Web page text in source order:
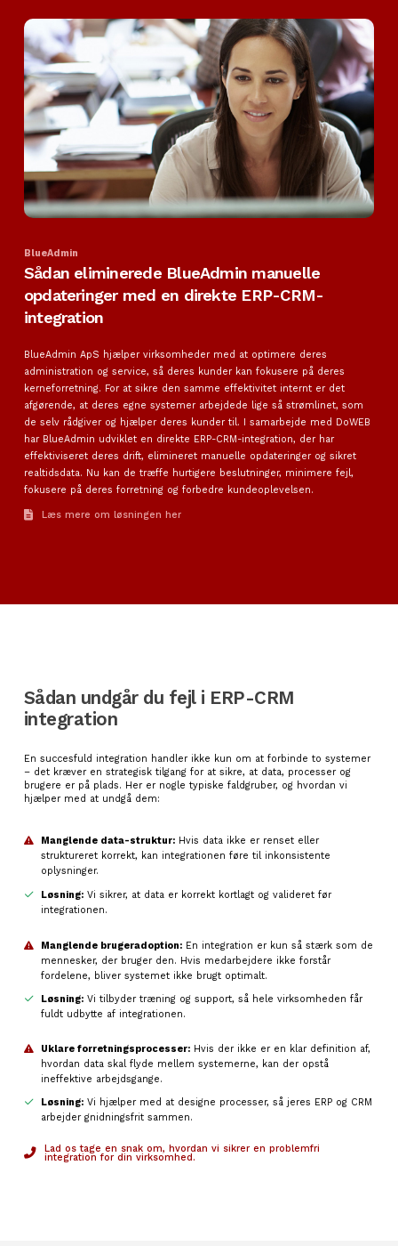
BlueAdmin
Sådan eliminerede BlueAdmin manuelle
opdateringer med en direkte ERP-CRM-
integration
BlueAdmin ApS hjælper virksomheder med at optimere deres
administration og service, så deres kunder kan fokusere på deres
kerneforretning. For at sikre den samme effektivitet internt er det
afgørende, at deres egne systemer arbejdede lige så strømlinet, som
de selv rådgiver og hjælper deres kunder til. I samarbejde med DoWEB
har BlueAdmin udviklet en direkte ERP-CRM-integration, der har
effektiviseret deres drift, elimineret manuelle opdateringer og sikret
realtidsdata. Nu kan de træffe hurtigere beslutninger, minimere fejl,
fokusere på deres forretning og forbedre kundeoplevelsen.
Læs mere om løsningen her
Sådan undgår du fejl i ERP-CRM
integration
En succesfuld integration handler ikke kun om at forbinde to systemer
– det kræver en strategisk tilgang for at sikre, at data, processer og
brugere er på plads. Her er nogle typiske faldgruber, og hvordan vi
hjælper med at undgå dem:
Manglende data-struktur: Hvis data ikke er renset eller
struktureret korrekt, kan integrationen føre til inkonsistente
oplysninger.
Løsning: Vi sikrer, at data er korrekt kortlagt og valideret før
integrationen.
Manglende brugeradoption: En integration er kun så stærk som de
mennesker, der bruger den. Hvis medarbejdere ikke forstår
fordelene, bliver systemet ikke brugt optimalt.
Løsning: Vi tilbyder træning og support, så hele virksomheden får
fuldt udbytte af integrationen.
Uklare forretningsprocesser: Hvis der ikke er en klar definition af,
hvordan data skal flyde mellem systemerne, kan der opstå
ineffektive arbejdsgange.
Løsning: Vi hjælper med at designe processer, så jeres ERP og CRM
arbejder gnidningsfrit sammen.
Lad os tage en snak om, hvordan vi sikrer en problemfri
integration for din virksomhed.